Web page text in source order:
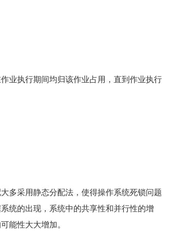
执行期间均归该作业占用，直到作业执行
采用静态分配法，使得操作系统死锁问题
统的出现，系统中的共享性和并行性的增
能性大大增加。